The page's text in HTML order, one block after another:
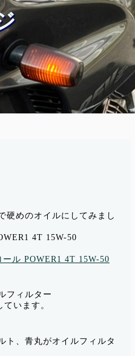
硬めのオイルにしてみまし
4T 15W-50
ール POWER1 4T 15W-50
フィルター
います。
ト、青丸がオイルフィルタ